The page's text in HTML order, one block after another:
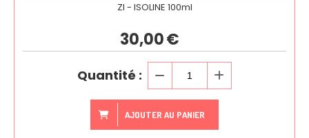
ZI - ISOLINE 100ml
30,00€
Quantité :
AJOUTER AU PANIER